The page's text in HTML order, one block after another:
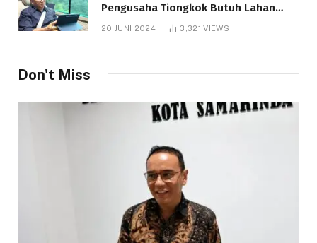
Pengusaha Tiongkok Butuh Lahan
20 JUNI 2024 3,321VIEWS
Don't Miss